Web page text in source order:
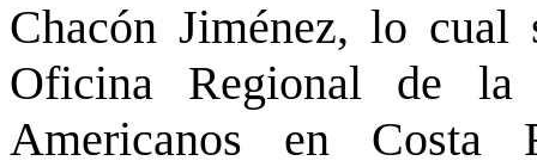
Chacón Jiménez, lo
Oficina Regional de la
Americanos en Costa